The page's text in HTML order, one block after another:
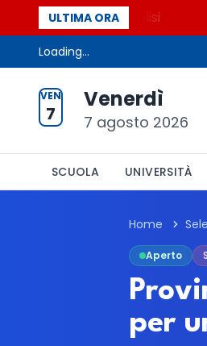
ULTIMA ORA
la glicolisi Il
Loading...
VEN
7
Venerdì
7 agosto 2026
SCUOLA UNIVERSITÀ
Home
Aperto
per